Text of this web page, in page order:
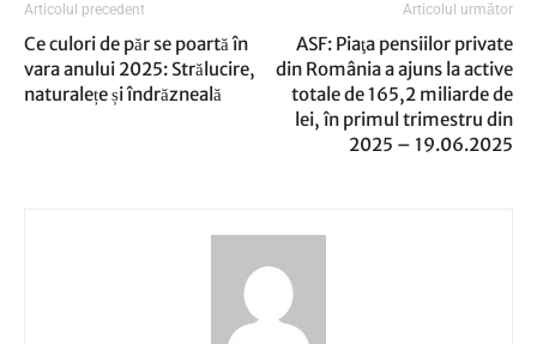
Articolul precedent
Ce culori de păr se poartă în
vara anului 2025: Strălucire,
naturalețe și îndrăzneală
Articolul următor
ASF: Piaţa pensiilor private
din România a ajuns la active
totale de 165,2 miliarde de
lei, în primul trimestru din
2025 – 19.06.2025